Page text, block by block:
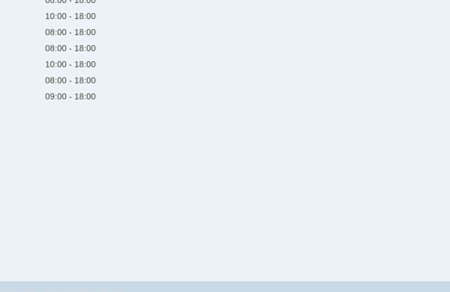
10:00
18:00
08:00
18:00
08:00
18:00
10:00
18:00
08:00
18:00
09:00 18:00